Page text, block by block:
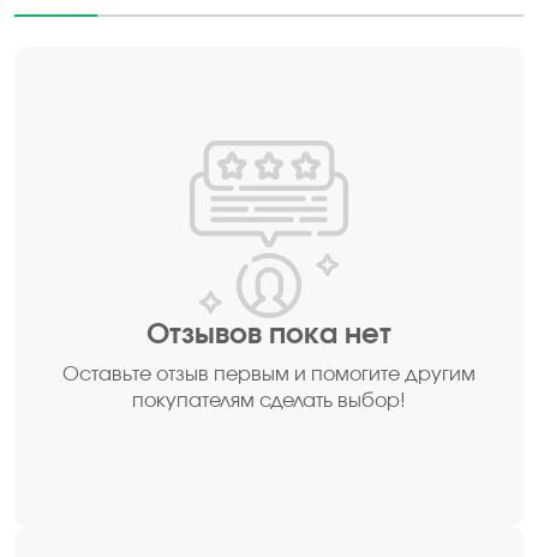
Отзывов пока нет
Оставьте отзыв первым и помогите другим
покупателям сделать выбор!